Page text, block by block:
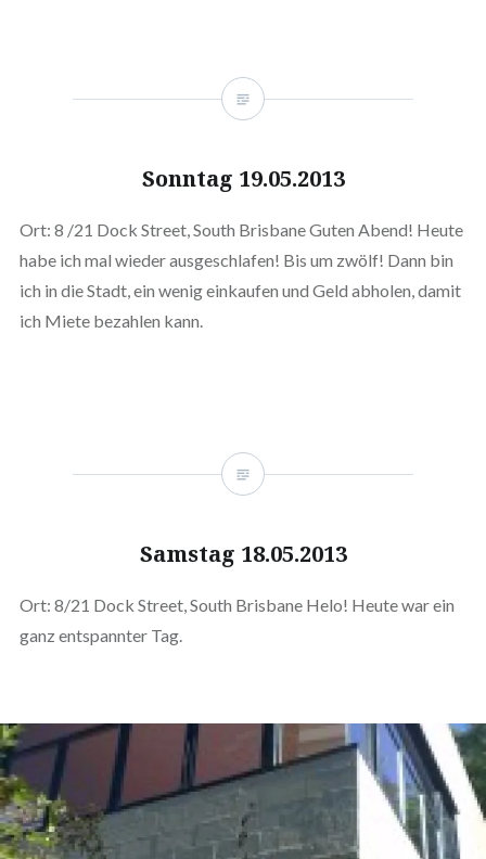
Sonntag 19.05.2013
Ort: 8 /21 Dock Street, South Brisbane Guten Abend! Heute
habe ich mal wieder ausgeschlafen! Bis um zwölf! Dann bin
ich in die Stadt, ein wenig einkaufen und Geld abholen, damit
ich Miete bezahlen kann.
Samstag 18.05.2013
Ort: 8/21 Dock Street, South Brisbane Helo! Heute war ein
ganz entspannter Tag.